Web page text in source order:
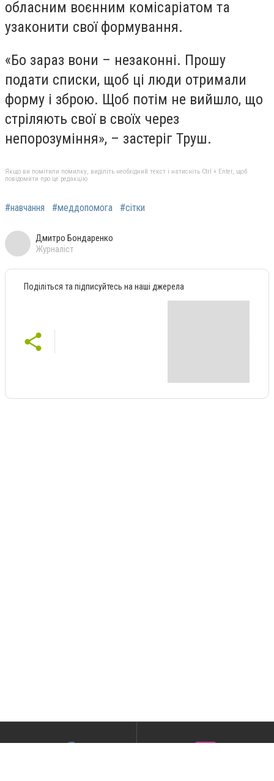
обласним воєнним комісаріатом та
узаконити свої формування.
«Бо зараз вони – незаконні. Прошу
подати списки, щоб ці люди отримали
форму і зброю. Щоб потім не вийшло, що
стріляють свої в своїх через
непорозуміння», – застеріг Труш.
Якщо ви помітили помилку, виділіть необхідний текст і натисніть Ctrl + Enter, щоб
повідомити про це редакцію
#навчання #меддопомога #сітки
Дмитро Бондаренко
Журналіст
Поділіться та підписуйтесь на наші джерела